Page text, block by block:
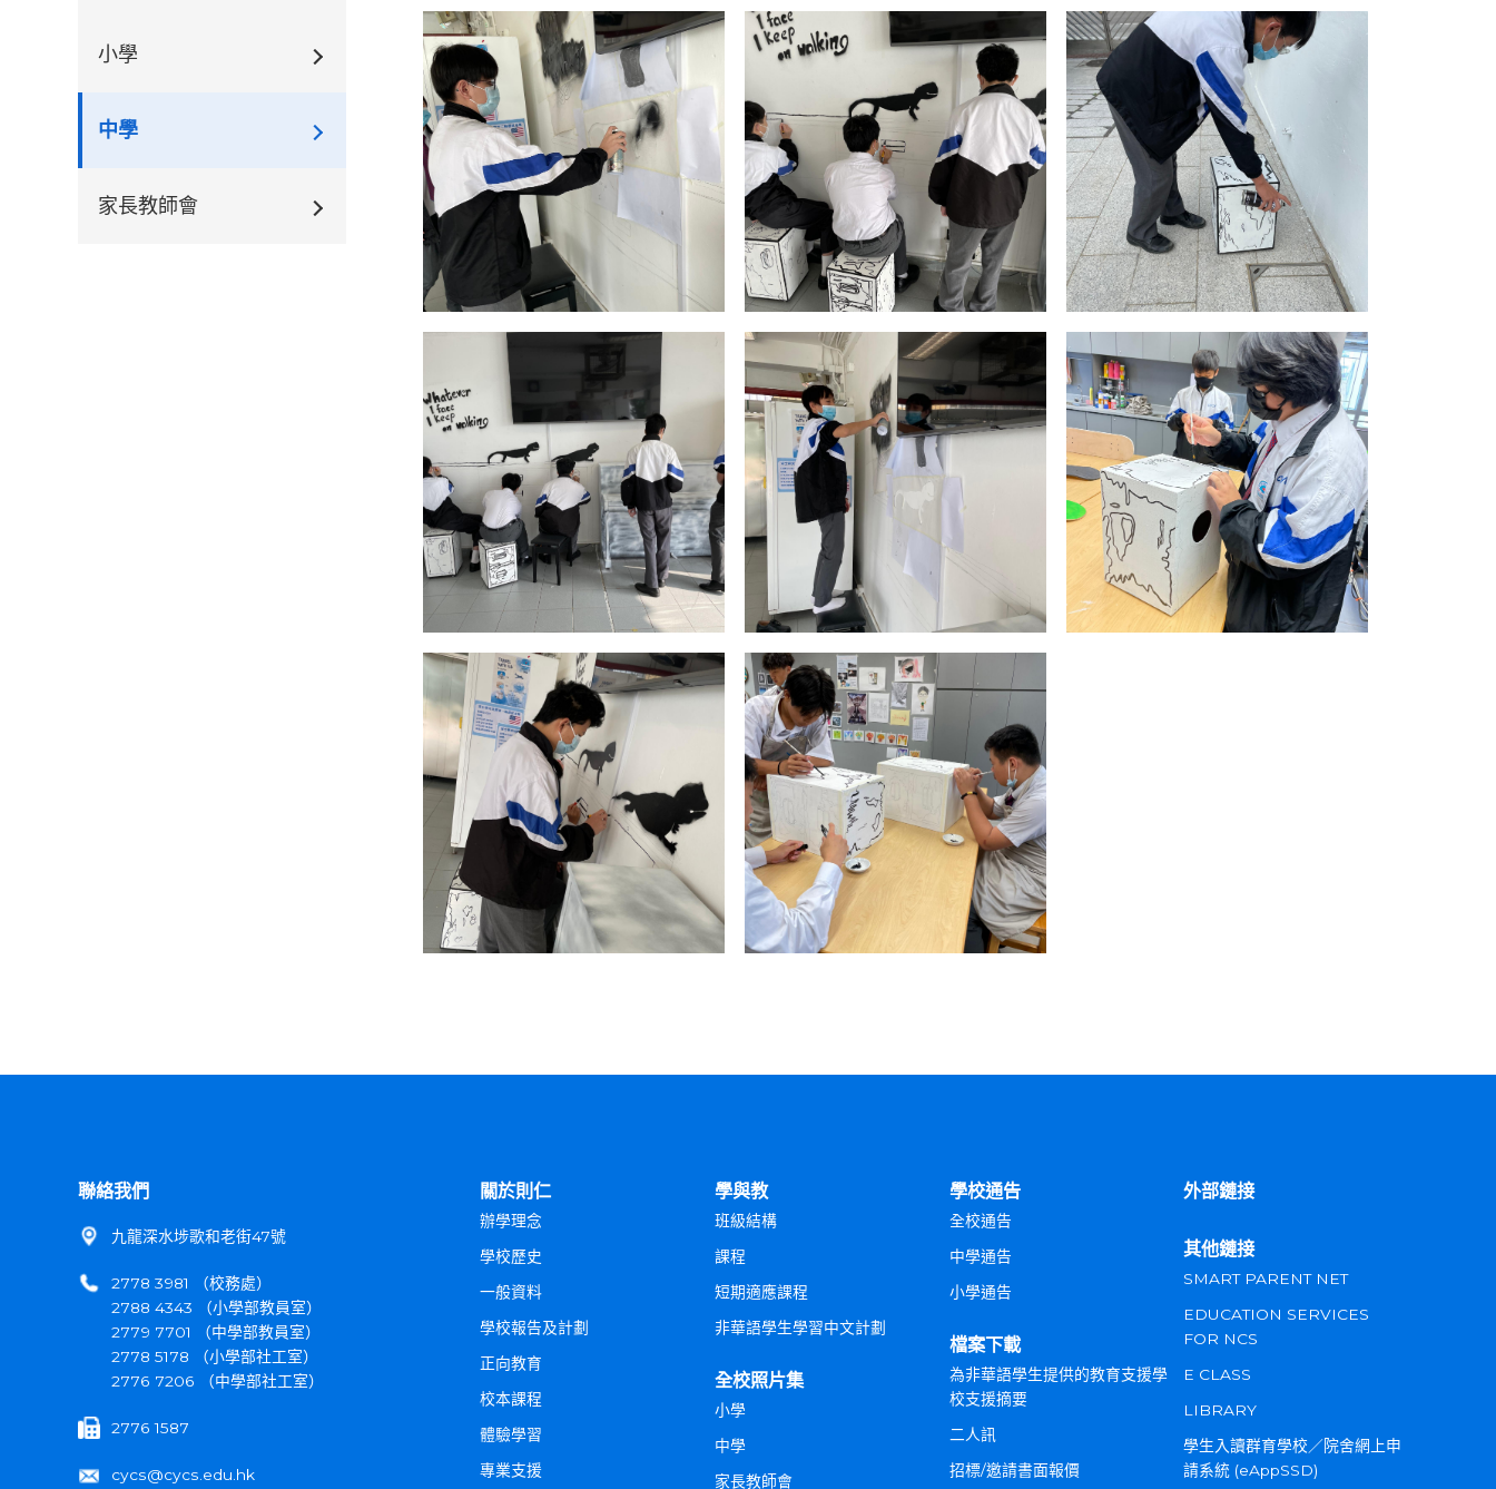
小學
中學
家長教師會
聯絡我們
九龍深水埗歌和老街47號
2778 3981 （校務處）
2788 4343 （小學部教員室）
2779 7701 （中學部教員室）
2778 5178 （小學部社工室）
2776 7206 （中學部社工室）
2776 1587
cycs@cycs.edu.hk
關於則仁
辦學理念
學校歷史
一般資料
學校報告及計劃
正向教育
校本課程
體驗學習
專業支援
學與教
班級結構
課程
短期適應課程
非華語學生學習中文計劃
全校照片集
小學
中學
家長教師會
學校通告
全校通告
中學通告
小學通告
檔案下載
為非華語學生提供的教育支援學
校支援摘要
二人訊
招標/邀請書面報價
外部鏈接
其他鏈接
SMART PARENT NET
EDUCATION SERVICES
FOR NCS
E CLASS
LIBRARY
學生入讀群育學校／院舍網上申
請系統 (eAppSSD)